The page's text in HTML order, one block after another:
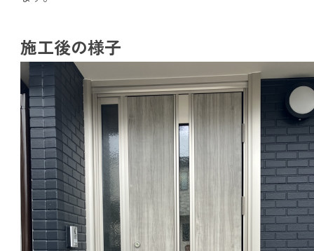
施工後の様子